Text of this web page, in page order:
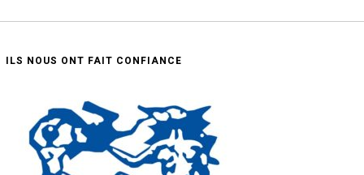
ILS NOUS ONT FAIT CONFIANCE